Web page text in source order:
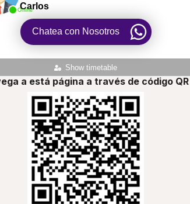
Online
Carlos
Chatea con Nosotros
Show timetable
a está página a través de código QR